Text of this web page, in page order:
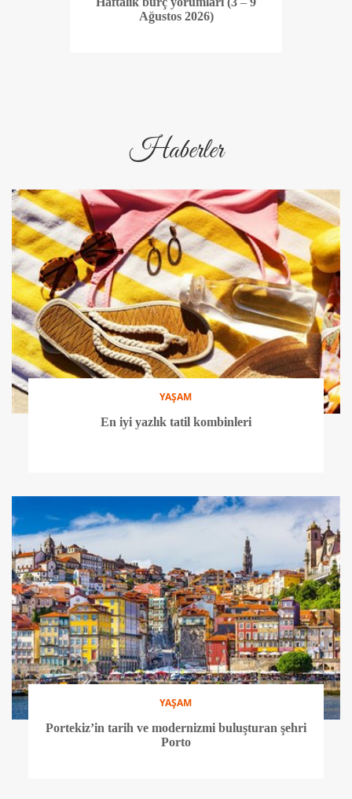
Ağustos 2026)
Haberler
YAŞAM
En iyi yazlık tatil kombinleri
YAŞAM
Portekiz’in tarih ve modernizmi buluşturan şehri
Porto